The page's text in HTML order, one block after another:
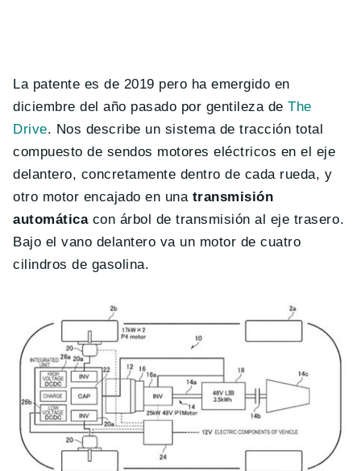
La patente es de 2019 pero ha emergido en
diciembre del año pasado por gentileza deThe
Drive. Nos describe un sistema de tracción total
compuesto de sendos motores eléctricos en el eje
delantero, concretamente dentro de cada rueda, y
otro motor encajado en una transmisión
automáticacon árbol de transmisión al eje trasero.
Bajo el vano delantero va un motor de cuatro
cilindros de gasolina.